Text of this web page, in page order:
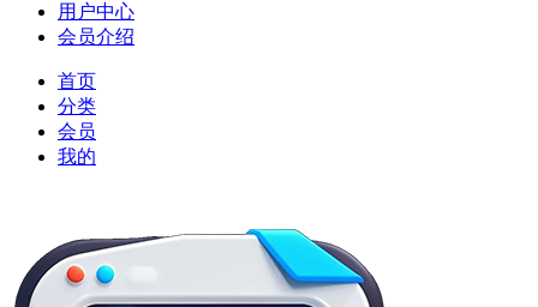
用户中心
会员介绍
首页
分类
会员
我的